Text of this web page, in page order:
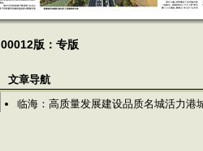
00012版：专版
文章导航
临海：高质量发展建设品质名城活力港